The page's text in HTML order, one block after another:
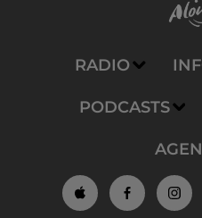
RADIO
PODCASTS